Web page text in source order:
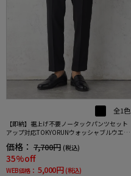
全1色
【即納】裾上げ不要ノータックパンツセット
アップ対応TOKYORUNウォッシャブルウエス
トシャーリングブレスエフェクト生地ストレ
ッチ春夏
価格： 7,700円 (税込)
35%off
WEB価格： 5,000円 (税込)